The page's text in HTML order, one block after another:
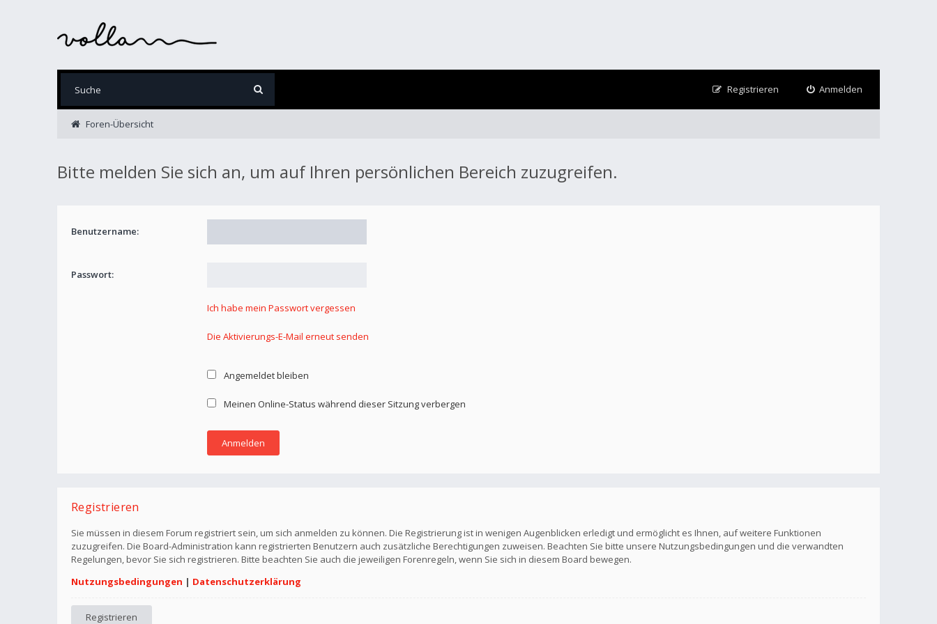
Anmelden
Registrieren
Foren-Übersicht
Bitte melden Sie sich an, um auf Ihren persönlichen Bereich zuzugreifen.
Benutzername:
Passwort:
Ich habe mein Passwort vergessen
Die Aktivierungs-E-Mail erneut senden
Angemeldet bleiben
Meinen Online-Status während dieser Sitzung verbergen
Registrieren
Sie müssen in diesem Forum registriert sein, um sich anmelden zu können. Die Registrierung ist in wenigen Augenblicken erledigt und ermöglicht es Ihnen, auf weitere Funktionen
zuzugreifen. Die Board-Administration kann registrierten Benutzern auch zusätzliche Berechtigungen zuweisen. Beachten Sie bitte unsere Nutzungsbedingungen und die verwandten
Regelungen, bevor Sie sich registrieren. Bitte beachten Sie auch die jeweiligen Forenregeln, wenn Sie sich in diesem Board bewegen.
Nutzungsbedingungen | Datenschutzerklärung
Registrieren